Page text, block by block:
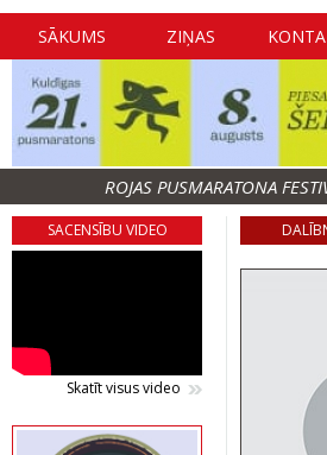
SĀKUMS ZIŅAS
ROJAS PUSMARATONA
SACENSĪBU VIDEO
Skatīt visus video